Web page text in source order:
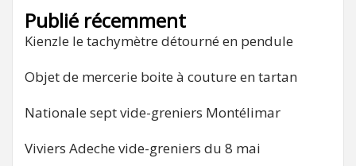
Publié récemment
Kienzle le tachymètre détourné en pendule
Objet de mercerie boite à couture en tartan
Nationale sept vide-greniers Montélimar
Viviers Adeche vide-greniers du 8 mai